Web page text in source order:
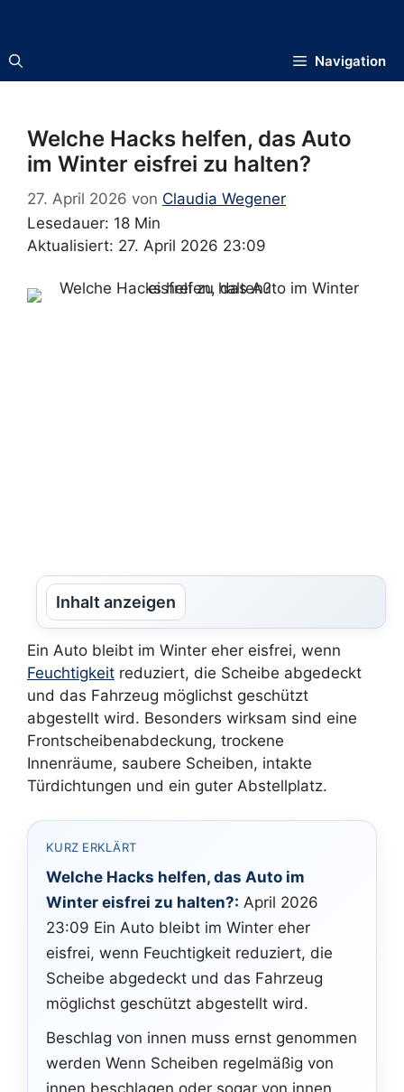
springen
Navigation
Welche Hacks helfen, das Auto
im Winter eisfrei zu halten?
27. April 2026 von Claudia Wegener
Lesedauer: 18 Min
Aktualisiert: 27. April 2026 23:09
Inhalt anzeigen
Ein Auto bleibt im Winter eher eisfrei, wenn
Feuchtigkeit reduziert, die Scheibe abgedeckt
und das Fahrzeug möglichst geschützt
abgestellt wird. Besonders wirksam sind eine
Frontscheibenabdeckung, trockene
Innenräume, saubere Scheiben, intakte
Türdichtungen und ein guter Abstellplatz.
KURZ ERKLÄRT
Welche Hacks helfen, das Auto im
Winter eisfrei zu halten?: April 2026
23:09 Ein Auto bleibt im Winter eher
eisfrei, wenn Feuchtigkeit reduziert, die
Scheibe abgedeckt und das Fahrzeug
möglichst geschützt abgestellt wird.
Beschlag von innen muss ernst genommen
werden Wenn Scheiben regelmäßig von
innen beschlagen oder sogar von innen